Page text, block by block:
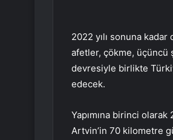
2022 yılı sonuna
afetler, çökme, üçüncü
devresiyle birlikte
edecek.
Yapımına birinci
Artvin’in 70 kilometre